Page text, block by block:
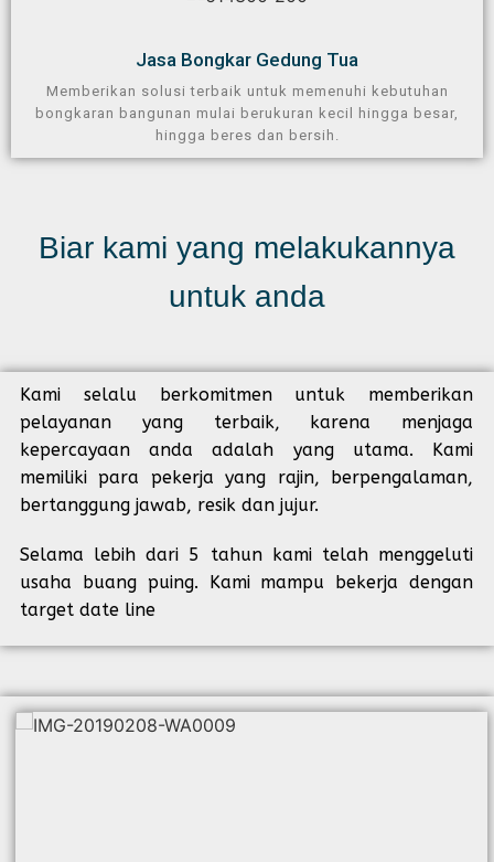
Jasa Bongkar Gedung Tua
Memberikan solusi terbaik untuk memenuhi kebutuhan
bongkaran bangunan mulai berukuran kecil hingga besar,
hingga beres dan bersih.
Biar kami yang melakukannya
untuk anda
Kami selalu berkomitmen untuk memberikan
pelayanan yang terbaik, karena menjaga
kepercayaan anda adalah yang utama. Kami
memiliki para pekerja yang rajin, berpengalaman,
bertanggung jawab, resik dan jujur.
Selama lebih dari 5 tahun kami telah menggeluti
usaha buang puing. Kami mampu bekerja dengan
target date line